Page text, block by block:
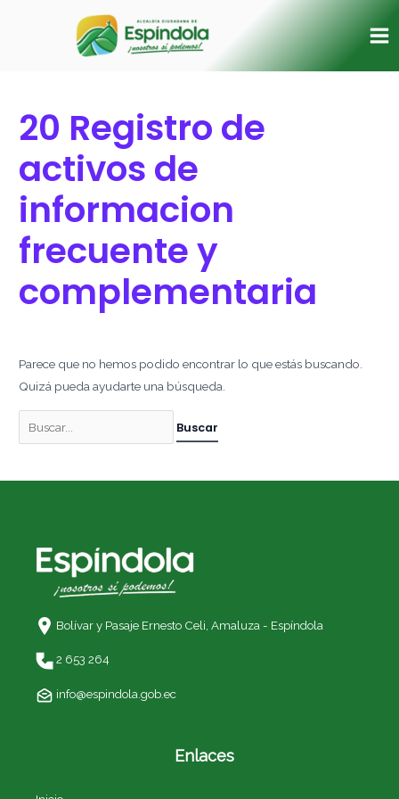
20 Registro de
activos de
informacion
frecuente y
complementaria
Parece que no hemos podido encontrar lo que estás buscando.
Quizá pueda ayudarte una búsqueda.
Bolívar y Pasaje Ernesto Celi, Amaluza - Espíndola
2 653 264
info@espindola.gob.ec
Enlaces